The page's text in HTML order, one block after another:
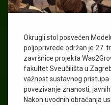
Okrugli stol posvećen
poljoprivrede održan je 27.
završnice projekta
fakultet Sveučilišta u
važnost sustavnog
povezivanje znanosti,
Nakon uvodnih obraćanja